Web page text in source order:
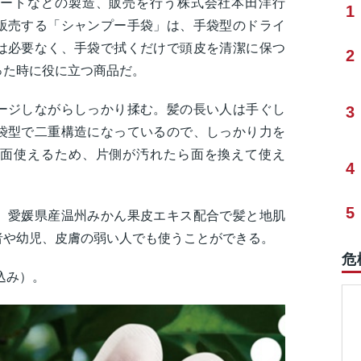
トなどの製造、販売を行う株式会社本田洋行
売する「シャンプー手袋」は、手袋型のドライ
必要なく、手袋で拭くだけで頭皮を清潔に保つ
時に役に立つ商品だ。
ジしながらしっかり揉む。髪の長い人は手ぐし
型で二重構造になっているので、しっかり力を
使えるため、片側が汚れたら面を換えて使え
愛媛県産温州みかん果皮エキス配合で髪と地肌
幼児、皮膚の弱い人でも使うことができる。
）。
1
2
3
4
5
危